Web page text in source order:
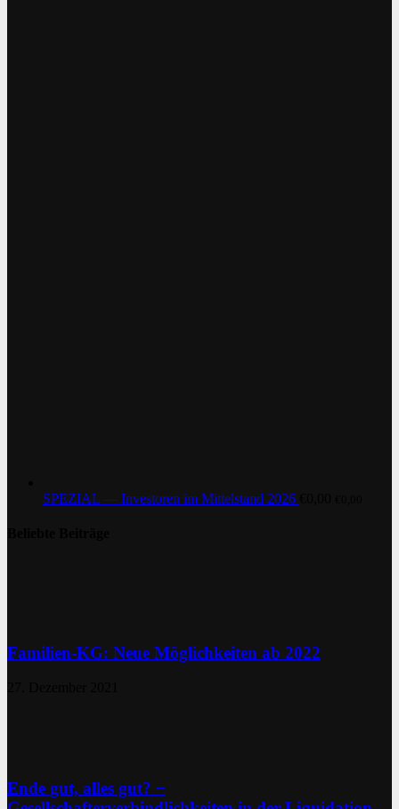
SPEZIAL — Investoren im Mittelstand 2026
Familien-KG: Neue Möglichkeiten ab 2022
Ende gut, alles gut? −